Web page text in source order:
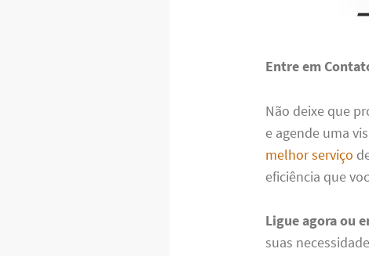
Entre em
Não deixe que
e agende uma
melhor serviço
eficiência que
Ligue agora ou
suas